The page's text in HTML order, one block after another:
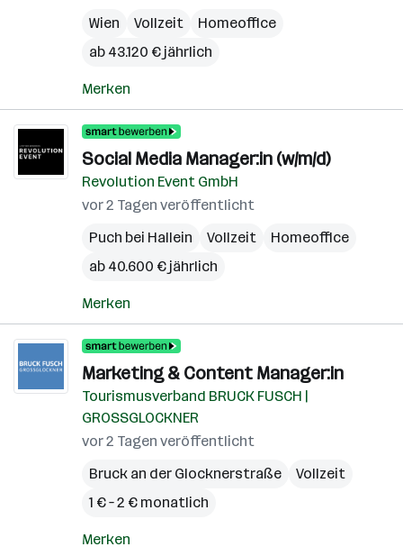
Wien
Vollzeit
Homeoffice
ab 43.120 € jährlich
Merken
Social Media Manager:in (w/m/d)
Revolution Event GmbH
vor 2 Tagen veröffentlicht
Puch bei Hallein
Vollzeit
Homeoffice
ab 40.600 € jährlich
Merken
Marketing & Content Manager:in
Tourismusverband BRUCK FUSCH |
GROSSGLOCKNER
vor 2 Tagen veröffentlicht
Bruck an der Glocknerstraße
Vollzeit
1 € – 2 € monatlich
Merken